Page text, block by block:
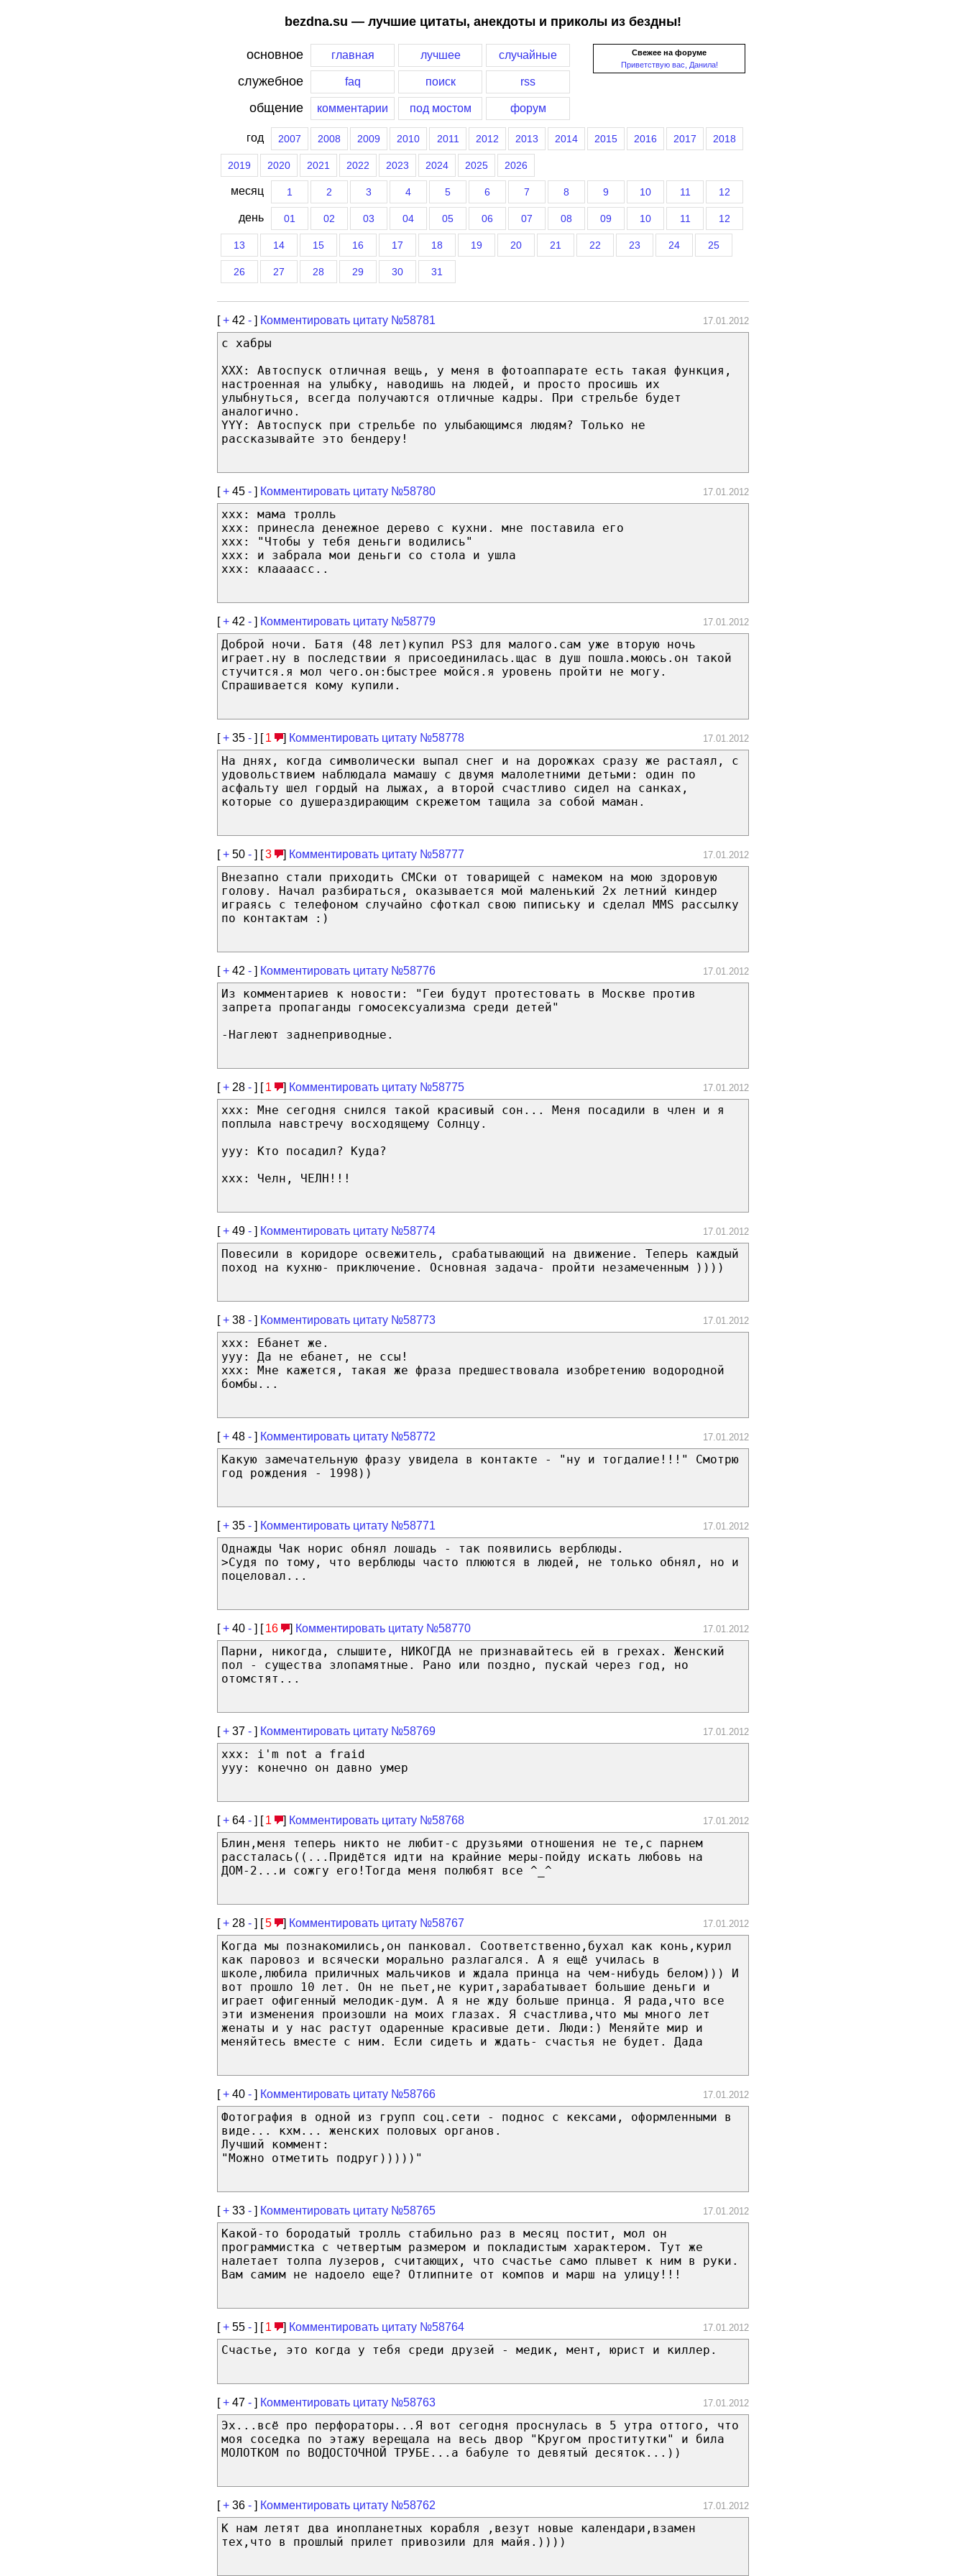
bezdna.su — лучшие цитаты, анекдоты и приколы из бездны!
Свежее на форуме
Приветствую вас, Данила!
основное главная лучшее случайные
служебное faq поиск rss
общение комментарии под мостом форум
год 2007 2008 2009 2010 2011 2012 2013 2014 2015 2016 2017 2018
2019 2020 2021 2022 2023 2024 2025 2026
месяц 1 2 3 4 5 6 7 8 9 10 11 12
день 01 02 03 04 05 06 07 08 09 10 11 12
13 14 15 16 17 18 19 20 21 22 23 24 25
26 27 28 29 30 31
[+ 42 - ] Комментировать цитату №58781 17.01.2012
с хабры
XXX: Автоспуск отличная вещь, у меня в фотоаппарате есть такая функция,
настроенная на улыбку, наводишь на людей, и просто просишь их
улыбнуться, всегда получаются отличные кадры. При стрельбе будет
аналогично.
YYY: Автоспуск при стрельбе по улыбающимся людям? Только не
рассказывайте это бендеру!
[+ 45 - ] Комментировать цитату №58780 17.01.2012
xxx: мама тролль
xxx: принесла денежное дерево с кухни. мне поставила его
xxx: "Чтобы у тебя деньги водились"
xxx: и забрала мои деньги со стола и ушла
xxx: клаааасс..
[+ 42 - ] Комментировать цитату №58779 17.01.2012
Доброй ночи. Батя (48 лет)купил PS3 для малого.сам уже вторую ночь
играет.ну в последствии я присоединилась.щас в душ пошла.моюсь.он такой
стучится.я мол чего.он:быстрее мойся.я уровень пройти не могу.
Спрашивается кому купили.
[+ 35 - ] [ 1 ] Комментировать цитату №58778 17.01.2012
На днях, когда символически выпал снег и на дорожках сразу же растаял, с
удовольствием наблюдала мамашу с двумя малолетними детьми: один по
асфальту шел гордый на лыжах, а второй счастливо сидел на санках,
которые со душераздирающим скрежетом тащила за собой маман.
[+ 50 - ] [3 ] Комментировать цитату №58777 17.01.2012
Внезапно стали приходить СМСки от товарищей с намеком на мою здоровую
голову. Начал разбираться, оказывается мой маленький 2х летний киндер
играясь с телефоном случайно сфоткал свою пипиську и сделал MMS рассылку
по контактам :)
[+ 42 - ] Комментировать цитату №58776 17.01.2012
Из комментариев к новости: "Геи будут протестовать в Москве против
запрета пропаганды гомосексуализма среди детей"
-Наглеют заднеприводные.
[+ 28 - ] [ 1 ] Комментировать цитату №58775 17.01.2012
xxx: Мне сегодня снился такой красивый сон... Меня посадили в член и я
поплыла навстречу восходящему Солнцу.
yyy: Кто посадил? Куда?
xxx: Челн, ЧЕЛН!!!
[+ 49 - ] Комментировать цитату №58774 17.01.2012
Повесили в коридоре освежитель, срабатывающий на движение. Теперь каждый
поход на кухню- приключение. Основная задача- пройти незамеченным ))))
[+ 38 - ] Комментировать цитату №58773 17.01.2012
xxx: Ебанет же.
yyy: Да не ебанет, не ссы!
xxx: Мне кажется, такая же фраза предшествовала изобретению водородной
бомбы...
[+ 48 - ] Комментировать цитату №58772 17.01.2012
Какую замечательную фразу увидела в контакте - "ну и тогдалие!!!" Смотрю
год рождения - 1998))
[+ 35 - ] Комментировать цитату №58771 17.01.2012
Однажды Чак норис обнял лошадь - так появились верблюды.
>Судя по тому, что верблюды часто плюются в людей, не только обнял, но и
поцеловал...
[+ 40 - ] [ 16 ] Комментировать цитату №58770 17.01.2012
Парни, никогда, слышите, НИКОГДА не признавайтесь ей в грехах. Женский
пол - существа злопамятные. Рано или поздно, пускай через год, но
отомстят...
[+ 37 - ] Комментировать цитату №58769 17.01.2012
xxx: i'm not a fraid
yyy: конечно он давно умер
[+ 64 - ] [ 1 ] Комментировать цитату №58768 17.01.2012
Блин,меня теперь никто не любит-с друзьями отношения не те,с парнем
рассталась((...Придётся идти на крайние меры-пойду искать любовь на
ДОМ-2...и сожгу его!Тогда меня полюбят все ^_^
[+ 28 - ] [5 ] Комментировать цитату №58767 17.01.2012
Когда мы познакомились,он панковал. Соответственно,бухал как конь,курил
как паровоз и всячески морально разлагался. А я ещё училась в
школе,любила приличных мальчиков и ждала принца на чем-нибудь белом))) И
вот прошло 10 лет. Он не пьет,не курит,зарабатывает большие деньги и
играет офигенный мелодик-дум. А я не жду больше принца. Я рада,что все
эти изменения произошли на моих глазах. Я счастлива,что мы много лет
женаты и у нас растут одаренные красивые дети. Люди:) Меняйте мир и
меняйтесь вместе с ним. Если сидеть и ждать- счастья не будет. Дада
[+ 40 - ] Комментировать цитату №58766 17.01.2012
Фотография в одной из групп соц.сети - поднос с кексами, оформленными в
виде... кхм... женских половых органов.
Лучший коммент:
"Можно отметить подруг)))))"
[+ 33 - ] Комментировать цитату №58765 17.01.2012
Какой-то бородатый тролль стабильно раз в месяц постит, мол он
программистка с четвертым размером и покладистым характером. Тут же
налетает толпа лузеров, считающих, что счастье само плывет к ним в руки.
Вам самим не надоело еще? Отлипните от компов и марш на улицу!!!
[+ 55 - ] [ 1 ] Комментировать цитату №58764 17.01.2012
Счастье, это когда у тебя среди друзей - медик, мент, юрист и киллер.
[+ 47 - ] Комментировать цитату №58763 17.01.2012
Эх...всё про перфораторы...Я вот сегодня проснулась в 5 утра оттого, что
моя соседка по этажу верещала на весь двор "Кругом проститутки" и била
МОЛОТКОМ по ВОДОСТОЧНОЙ ТРУБЕ...а бабуле то девятый десяток...))
[+ 36 - ] Комментировать цитату №58762 17.01.2012
К нам летят два инопланетных корабля ,везут новые календари,взамен
тех,что в прошлый прилет привозили для майя.))))